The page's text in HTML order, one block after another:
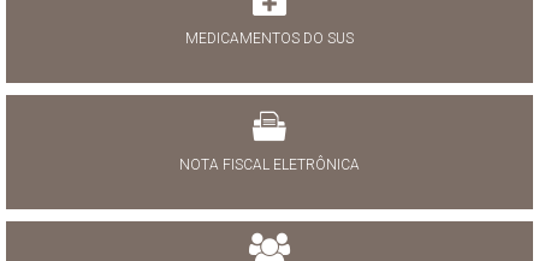
MEDICAMENTOS DO SUS
NOTA FISCAL ELETRÔNICA